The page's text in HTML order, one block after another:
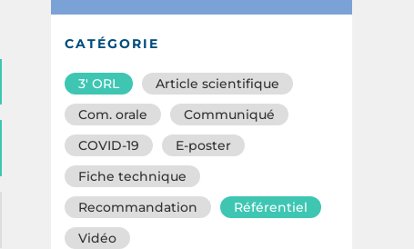
CATÉGORIE
3′ ORL
Article scientifique
Com. orale
Communiqué
COVID-19
E-poster
Fiche technique
Recommandation
Référentiel
Vidéo